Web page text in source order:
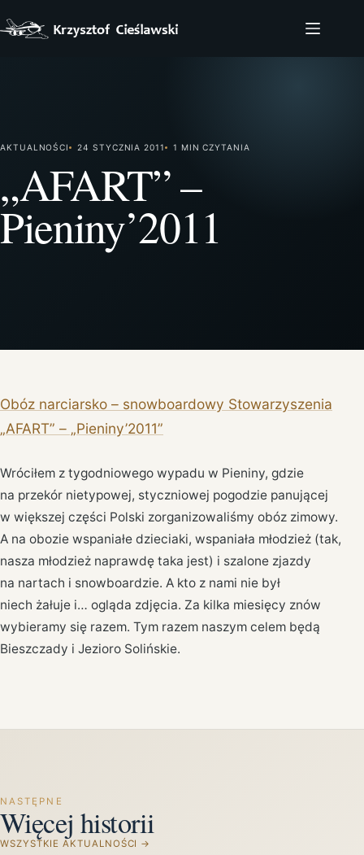
do
treści
AKTUALNOŚCI 24 STYCZNIA 2011 1 MIN CZYTANIA
„AFART” –
Pieniny’2011
Obóz narciarsko – snowboardowy Stowarzyszenia
„AFART” – „Pieniny’2011”
Wróciłem z tygodniowego wypadu w Pieniny, gdzie
na przekór nietypowej, styczniowej pogodzie panującej
w większej części Polski zorganizowaliśmy obóz zimowy.
A na obozie wspaniałe dzieciaki, wspaniała młodzież (tak,
nasza młodzież naprawdę taka jest) i szalone zjazdy
na nartach i snowboardzie. A kto z nami nie był
niech żałuje i… ogląda zdjęcia. Za kilka miesięcy znów
wybieramy się razem. Tym razem naszym celem będą
Bieszczady i Jezioro Solińskie.
NASTĘPNE
Więcej historii
WSZYSTKIE AKTUALNOŚCI →